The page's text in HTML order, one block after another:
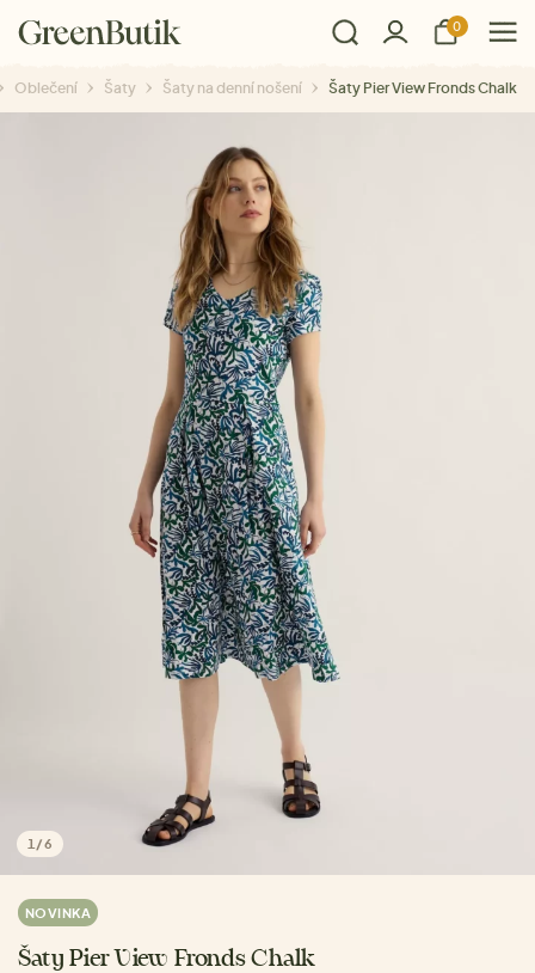
0
Oblečení Šaty Šaty na denní nošení Šaty Pier View Fronds Chalk
1 /6
NOVINKA
Šaty Pier View Fronds Chalk